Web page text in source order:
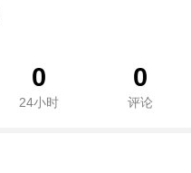
0
24小时
0
评论